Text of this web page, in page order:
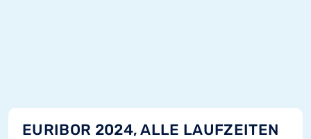
EURIBOR 2024, ALLE LAUFZEITEN